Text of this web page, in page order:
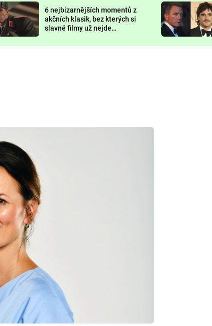
DEADPOOL
6 nejbizarnějších momentů z
akčních klasik, bez kterých si
slavné filmy už nejde